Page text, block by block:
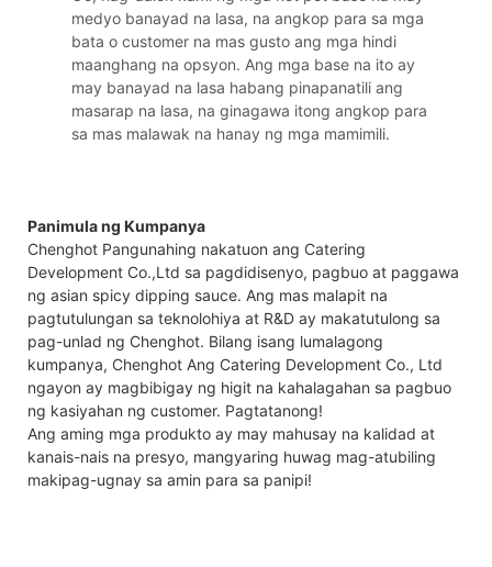
medyo banayad na lasa, na angkop para sa mga
bata o customer na mas gusto ang mga hindi
maanghang na opsyon. Ang mga base na ito ay
may banayad na lasa habang pinapanatili ang
masarap na lasa, na ginagawa itong angkop para
sa mas malawak na hanay ng mga mamimili.
Panimula ng Kumpanya
Chenghot Pangunahing nakatuon ang Catering
Development Co.,Ltd sa pagdidisenyo, pagbuo at paggawa
ng asian spicy dipping sauce. Ang mas malapit na
pagtutulungan sa teknolohiya at R&D ay makatutulong sa
pag-unlad ng Chenghot. Bilang isang lumalagong
kumpanya, Chenghot Ang Catering Development Co., Ltd
ngayon ay magbibigay ng higit na kahalagahan sa pagbuo
ng kasiyahan ng customer. Pagtatanong!
Ang aming mga produkto ay may mahusay na kalidad at
kanais-nais na presyo, mangyaring huwag mag-atubiling
makipag-ugnay sa amin para sa panipi!